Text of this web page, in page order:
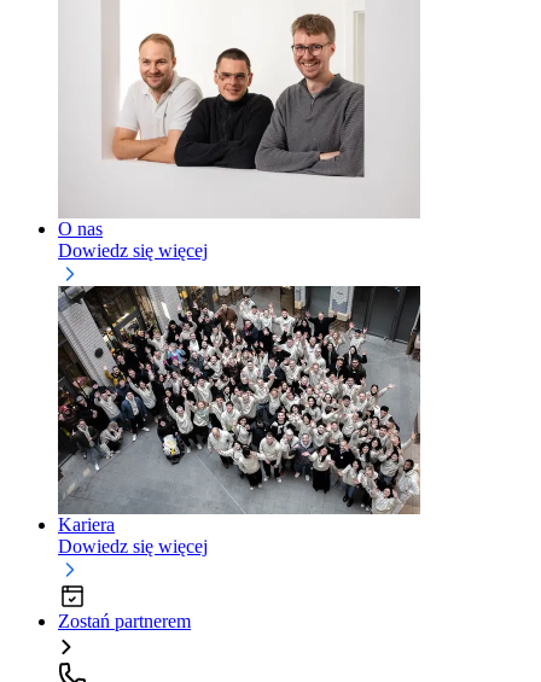
O nas
Dowiedz się więcej
Kariera
Dowiedz się więcej
Zostań partnerem